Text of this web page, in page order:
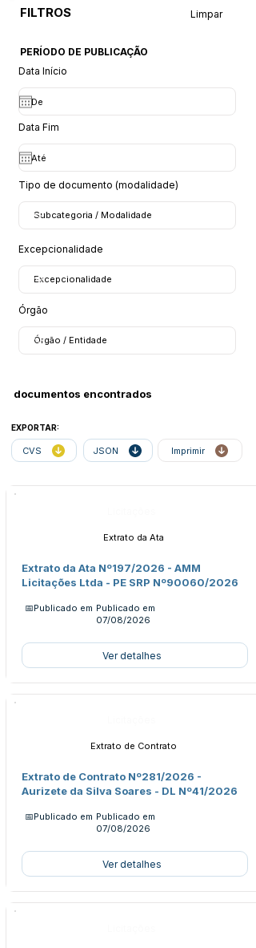
FILTROS Limpar
PERÍODO DE PUBLICAÇÃO
Data Início
Data Fim
Tipo de documento (modalidade)
Excepcionalidade
Órgão
documentos encontrados
EXPORTAR:
CVS JSON Imprimir
Extrato da Ata
Extrato da Ata Nº197/2026 - AMM
Licitações Ltda - PE SRP Nº90060/2026
📅Publicado em Publicado em
07/08/2026
Ver detalhes
Extrato de Contrato
Extrato de Contrato Nº281/2026 -
Aurizete da Silva Soares - DL Nº41/2026
📅Publicado em Publicado em
07/08/2026
Ver detalhes